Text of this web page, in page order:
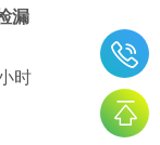
漏
时